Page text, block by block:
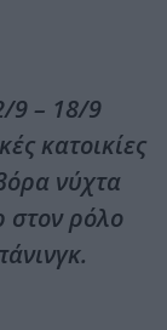
9 – 18/9
κατοικίες
νύχτα
στον ρόλο